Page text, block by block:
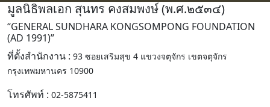
มูลนิธิพลเอก สุนทร คงสมพงษ์ (พ.ศ.๒๕๓๔)
“GENERAL SUNDHARA KONGSOMPONG FOUNDATION
(AD 1991)”
ที่ตั้งสํานักงาน : 93 ซอยเสริมสุข 4 แขวงจตุจักร เขตจตุจักร
กรุงเทพมหานคร 10900
โทรศัพท์ : 02-5875411